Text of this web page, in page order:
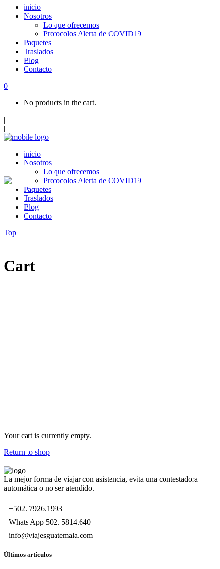
inicio
Nosotros
Lo que ofrecemos
Protocolos Alerta de COVID19
Paquetes
Traslados
Blog
Contacto
0
No products in the cart.
|
|
inicio
Nosotros
Lo que ofrecemos
Protocolos Alerta de COVID19
Paquetes
Traslados
Blog
Contacto
Top
Cart
Your cart is currently empty.
Return to shop
La mejor forma de viajar con asistencia, evita una contestadora
automática o no ser atendido.
+502. 7926.1993
Whats App 502. 5814.640
info@viajesguatemala.com
Últimos artículos